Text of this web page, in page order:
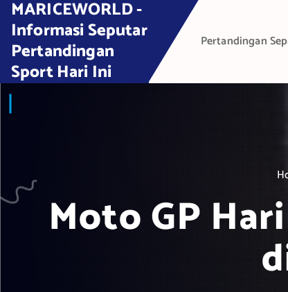
n
MARICEWORLD -
Informasi Seputar
Pertandingan
Sport Hari Ini
Pertandingan
Moto GP